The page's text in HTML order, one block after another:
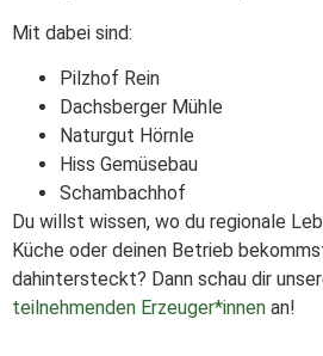
Mit dabei sind:
Pilzhof Rein
Dachsberger Mühle
Naturgut Hörnle
Hiss Gemüsebau
Schambachhof
Du willst wissen, wo du regionale
Küche oder deinen Betrieb
dahintersteckt? Dann schau dir
teilnehmenden Erzeuger*innen an!